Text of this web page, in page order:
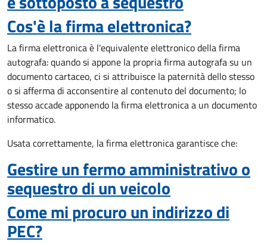
Cos'è la firma elettronica?
La firma elettronica è l'equivalente elettronico della firma
autografa: quando si appone la propria firma autografa su un
documento cartaceo, ci si attribuisce la paternità dello stesso
o si afferma di acconsentire al contenuto del documento; lo
stesso accade apponendo la firma elettronica a un documento
informatico.
Usata correttamente, la firma elettronica garantisce che:
Gestire un fermo amministrativo o
sequestro di un veicolo
Come mi procuro un indirizzo di
PEC?